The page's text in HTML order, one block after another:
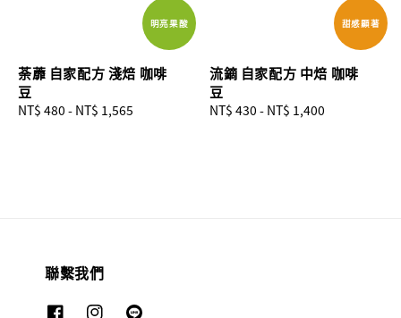
明亮果酸
荼蘼 自家配方 淺焙 咖啡
豆
Regular
NT$ 480 - NT$ 1,565
甜感顯著
流鏑 自家配方 中焙 咖啡
豆
Regular
NT$ 430 - NT$ 1,400
聯繫我們